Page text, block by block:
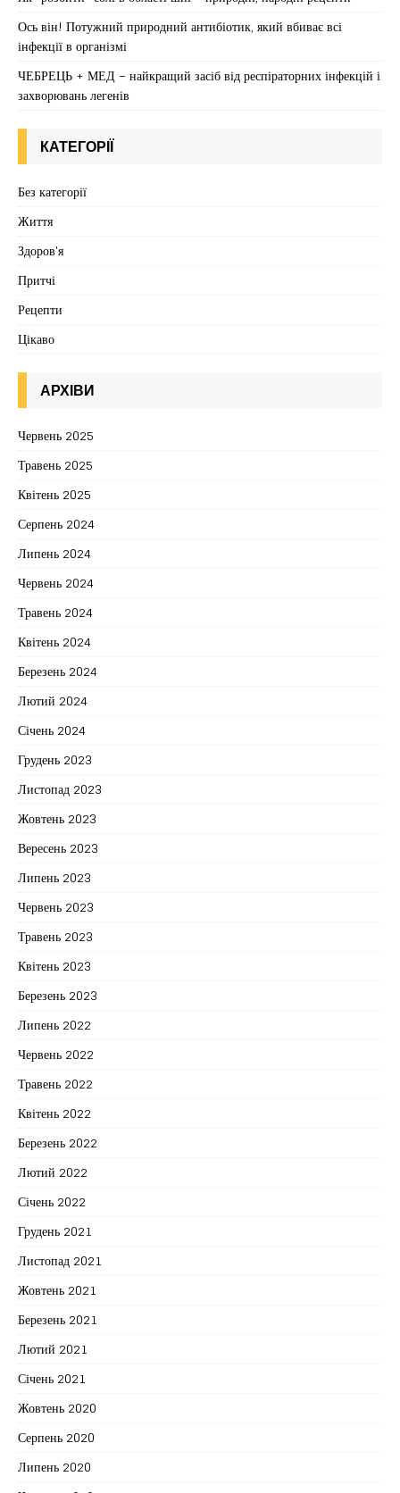
Ось він! Потужний природний антибіотик, який вбиває всі
інфекції в організмі
ЧЕБРЕЦЬ + МЕД – найкращий засіб від респіраторних інфекцій і
захворювань легенів
КАТЕГОРІЇ
Без категорії
Життя
Здоров'я
Притчі
Рецепти
Цікаво
АРХІВИ
Червень 2025
Травень 2025
Квітень 2025
Серпень 2024
Липень 2024
Червень 2024
Травень 2024
Квітень 2024
Березень 2024
Лютий 2024
Січень 2024
Грудень 2023
Листопад 2023
Жовтень 2023
Вересень 2023
Липень 2023
Червень 2023
Травень 2023
Квітень 2023
Березень 2023
Липень 2022
Червень 2022
Травень 2022
Квітень 2022
Березень 2022
Лютий 2022
Січень 2022
Грудень 2021
Листопад 2021
Жовтень 2021
Березень 2021
Лютий 2021
Січень 2021
Жовтень 2020
Серпень 2020
Липень 2020